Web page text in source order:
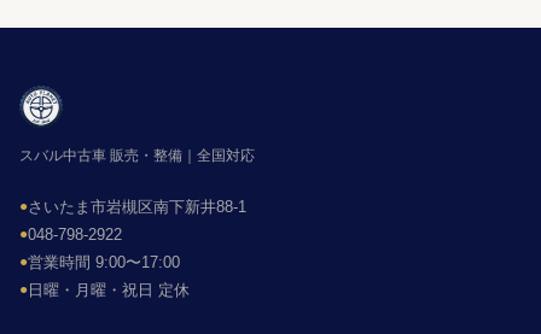
スバル中古車 販売・整備｜全国対応
●さいたま市岩槻区南下新井88-1
●048-798-2922
●営業時間 9:00〜17:00
●日曜・月曜・祝日 定休